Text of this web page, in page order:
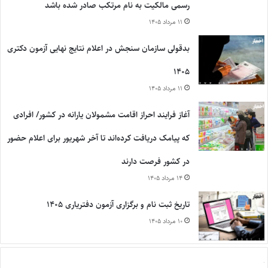
رسمی مالکیت به نام مرتکب صادر شده باشد
۱۱ مرداد ۱۴۰۵
بدقولی سازمان سنجش در اعلام نتایج نهایی آزمون دکتری
۱۴۰۵
۱۱ مرداد ۱۴۰۵
آغاز فرایند احراز اقامت مشمولان یارانه در کشور/ افرادی
که پیامک دریافت کرده‌اند تا آخر شهریور برای اعلام حضور
در کشور فرصت دارند
۱۴ مرداد ۱۴۰۵
تاریخ ثبت نام و برگزاری آزمون دفتریاری ۱۴۰۵
۱۰ مرداد ۱۴۰۵